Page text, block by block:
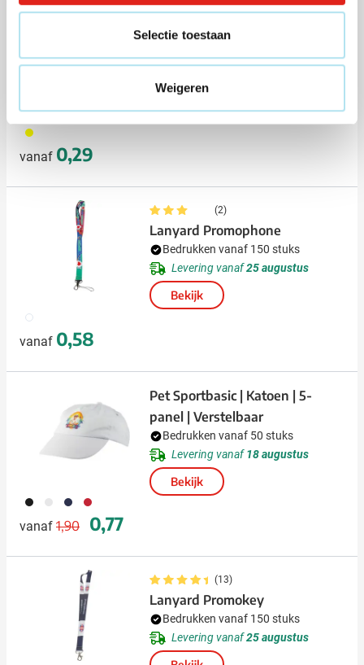
Selectie toestaan
Weigeren
006
vanaf 0,29
Sleutelhanger Aliyah Reflect
Levering vanaf14 augustus
Bekijk
009
vanaf 0,58
(2)
Lanyard Promophone
Bedrukken vanaf 150 stuks
Levering vanaf25 augustus
Bekijk
001 002 005 008
vanaf
Normale prijs
1,90
Speciale prijs
0,77
Pet Sportbasic | Katoen | 5-
panel | Verstelbaar
Bedrukken vanaf 50 stuks
Levering vanaf18 augustus
Bekijk
(13)
Lanyard Promokey
Bedrukken vanaf 150 stuks
Levering vanaf25 augustus